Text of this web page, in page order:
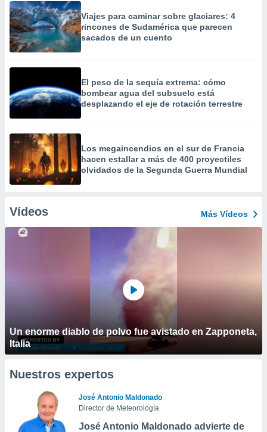
Viajes para caminar sobre glaciares: 4
rincones de Sudamérica que parecen
sacados de un cuento
El peso de la sequía extrema: cómo
bombear agua del subsuelo está
desplazando el eje de rotación terrestre
Los megaincendios en el sur de Francia
hacen estallar a más de 400 proyectiles
olvidados de la Segunda Guerra Mundial
Vídeos Más Vídeos
Un enorme diablo de polvo fue avistado en Zapponeta,
Italia
Nuestros expertos
José Antonio Maldonado
Director de Meteorología
José Antonio Maldonado advierte de